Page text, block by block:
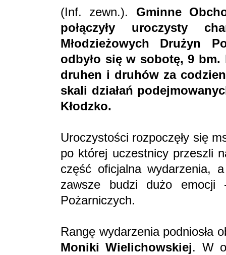
(Inf. zewn.). Gminne
połączyły uroczysty
Młodzieżowych Drużyn
odbyło się w sobotę, 9
druhen i druhów za
skali działań
Kłodzko.
Uroczystości rozpoczęły się
po której uczestnicy przeszli
część oficjalna wydarzenia,
zawsze budzi dużo emocji
Pożarniczych.
Rangę wydarzenia podniosła
Moniki Wielichowskiej. W